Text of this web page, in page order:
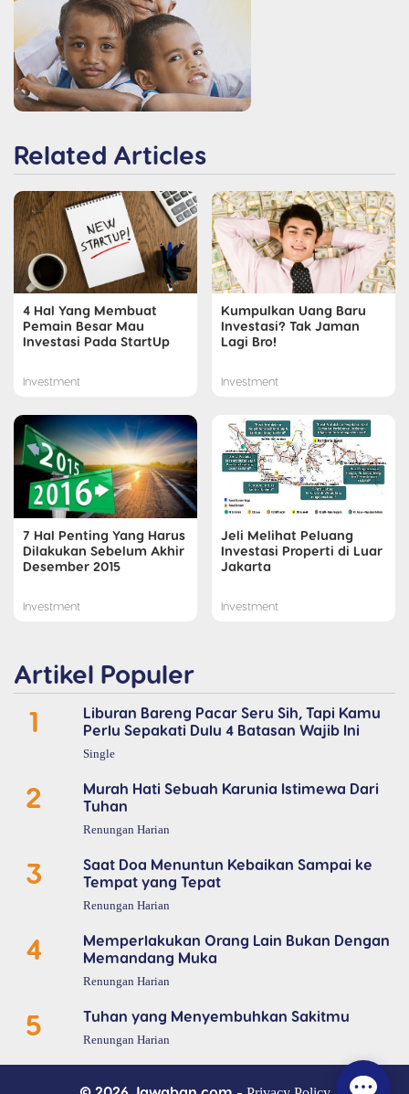
Related Articles
4 Hal Yang Membuat
Pemain Besar Mau
Investasi Pada StartUp
Investment
Kumpulkan Uang Baru
Investasi? Tak Jaman
Lagi Bro!
Investment
7 Hal Penting Yang Harus
Dilakukan Sebelum Akhir
Desember 2015
Investment
Jeli Melihat Peluang
Investasi Properti di Luar
Jakarta
Investment
Artikel Populer
1
Liburan Bareng Pacar Seru Sih, Tapi Kamu
Perlu Sepakati Dulu 4 Batasan Wajib Ini
Single
2
Murah Hati Sebuah Karunia Istimewa Dari
Tuhan
Renungan Harian
3
Saat Doa Menuntun Kebaikan Sampai ke
Tempat yang Tepat
Renungan Harian
4
Memperlakukan Orang Lain Bukan Dengan
Memandang Muka
Renungan Harian
5 Tuhan yang Menyembuhkan Sakitmu
Renungan Harian